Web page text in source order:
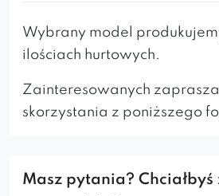
przypadnie do gustu
szukającym rozwiązań
jedynych w swoim
wykonanych. Dzięki
dodając wnętrzu szyku i
Wybrany model
ilościach hurtowych.
Zainteresowanych
skorzystania z poniższego
Masz pytania?